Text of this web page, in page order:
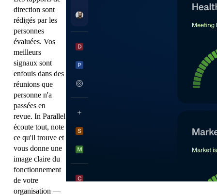
direction sont
rédigés par les
personnes
évaluées. Vos
meilleurs
signaux sont
enfouis dans des
réunions que
personne n'a
passées en
revue. In Parallel
écoute tout, note
ce qu'il trouve et
vous donne une
image claire du
fonctionnement
de votre
organisation —